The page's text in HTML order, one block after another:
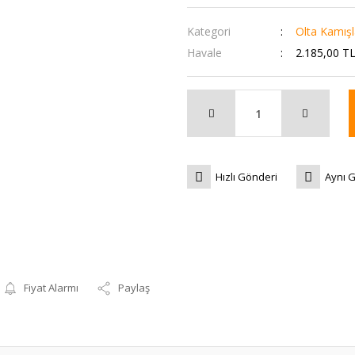
Fiyat Alarmı Paylaş
Kategori Olta
Havale
2.185,00
Hızlı Gönderi Aynı